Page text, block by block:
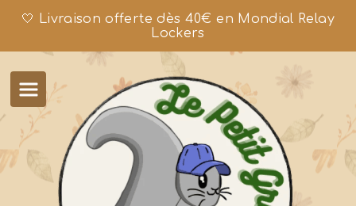
🤍 Livraison offerte dès 40€ en Mondial Relay
Lockers